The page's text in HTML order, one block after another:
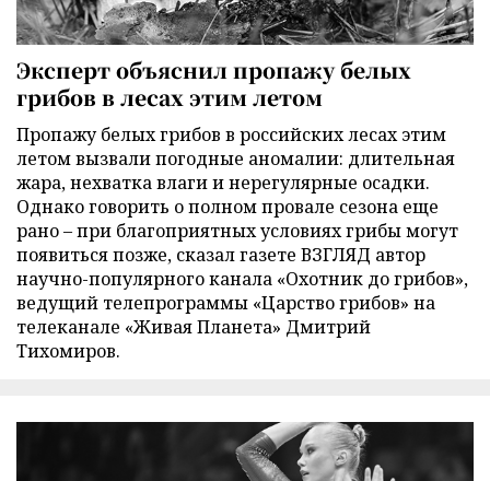
Эксперт объяснил пропажу белых
грибов в лесах этим летом
Пропажу белых грибов в российских лесах этим
летом вызвали погодные аномалии: длительная
жара, нехватка влаги и нерегулярные осадки.
Однако говорить о полном провале сезона еще
рано – при благоприятных условиях грибы могут
появиться позже, сказал газете ВЗГЛЯД автор
научно-популярного канала «Охотник до грибов»,
ведущий телепрограммы «Царство грибов» на
телеканале «Живая Планета» Дмитрий
Тихомиров.